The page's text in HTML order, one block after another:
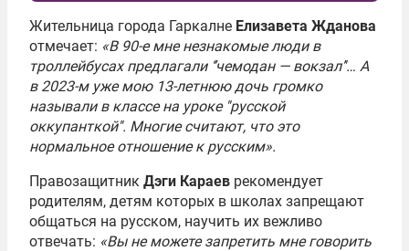
Жительница города Гаркалне Елизавета Жданова
отмечает: «В 90-е мне незнакомые люди в
троллейбусах предлагали ‘’чемодан — вокзал’'… А
в 2023-м уже мою 13-летнюю дочь громко
называли в классе на уроке ''русской
оккупанткой''. Многие считают, что это
нормальное отношение к русским».
Правозащитник Дэги Караев рекомендует
родителям, детям которых в школах запрещают
общаться на русском, научить их вежливо
отвечать: «Вы не можете запретить мне говорить